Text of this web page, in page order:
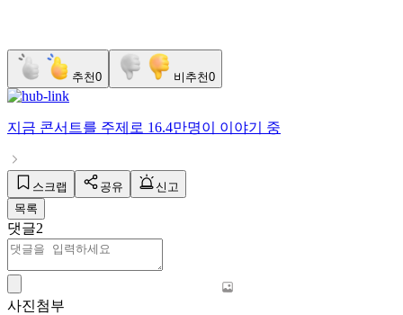
추천0 비추천0
지금 콘서트를 주제로 16.4만명이 이야기 중
스크랩 공유
신고
목록
댓글2
사진첨부